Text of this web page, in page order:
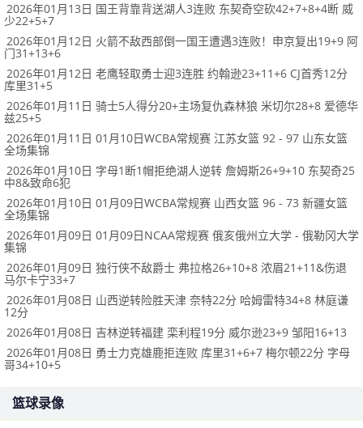
2026年01月13日 国王背靠背送湖人3连败 东契奇空砍42+7+8+4断 威
少22+5+7
2026年01月12日 火箭不敌西部倒一国王遭遇3连败！申京复出19+9 阿
门31+13+6
2026年01月12日 老鹰轻取勇士迎3连胜 约翰逊23+11+6 CJ首秀12分
库里31+5
2026年01月11日 骑士5人得分20+主场复仇森林狼 米切尔28+8 爱德华
兹25+5
2026年01月11日 01月10日WCBA常规赛 江苏女篮 92 - 97 山东女篮
全场集锦
2026年01月10日 字母1断1帽拒绝湖人逆转 詹姆斯26+9+10 东契奇25
中8&致命6犯
2026年01月10日 01月09日WCBA常规赛 山西女篮 96 - 73 新疆女篮
全场集锦
2026年01月09日 01月09日NCAA常规赛 俄亥俄州立大学 - 俄勒冈大学
集锦
2026年01月09日 独行侠不敌爵士 弗拉格26+10+8 浓眉21+11&伤退
马尔卡宁33+7
2026年01月08日 山西逆转险胜天津 奈特22分 哈姆雷特34+8 林庭谦
12分
2026年01月08日 吉林逆转福建 栾利程19分 威尔逊23+9 邹阳16+13
2026年01月08日 勇士力克雄鹿拒连败 库里31+6+7 梅尔顿22分 字母
哥34+10+5
篮球录像